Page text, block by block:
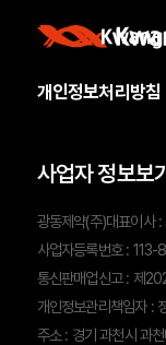
개인정보처리방침
사업자 정보보기
광동제약(주)대표이사
사업자등록번호 :
통신판매업신고 : 제
개인정보관리책임자 :
주소 : 경기 과천시 과